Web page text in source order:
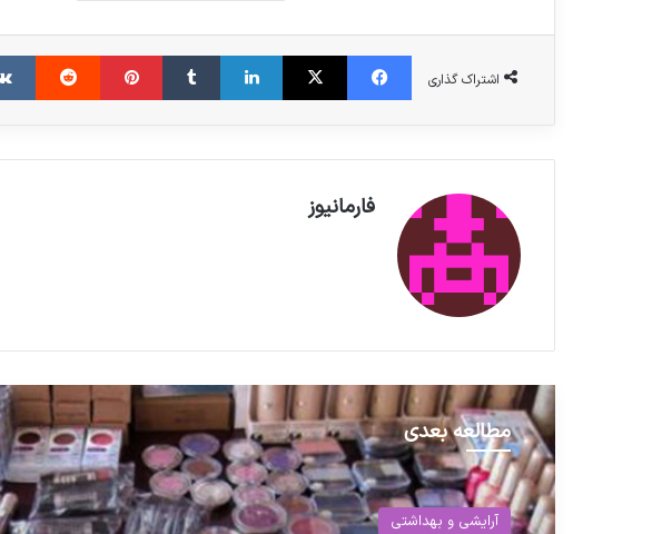
اشتراک گذاری
فیس بوک X لینکدین ‫تامبلر ‫پین‌ترست ‫رددیت
فارمانیوز
مطالعه بعدی
آرایشی و بهداشتی